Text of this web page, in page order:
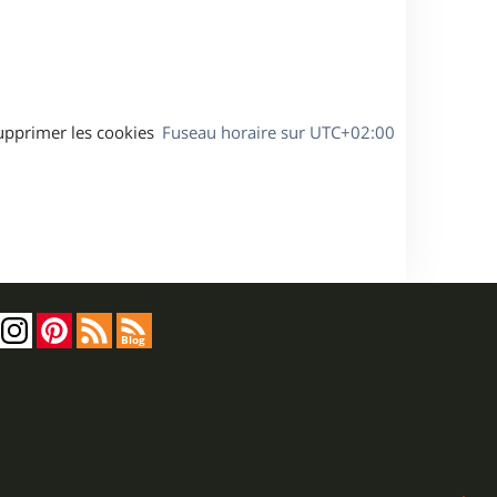
Fuseau horaire sur UTC+02:00
les cookies